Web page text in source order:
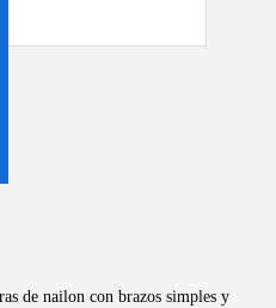
de nailon con brazos simples y